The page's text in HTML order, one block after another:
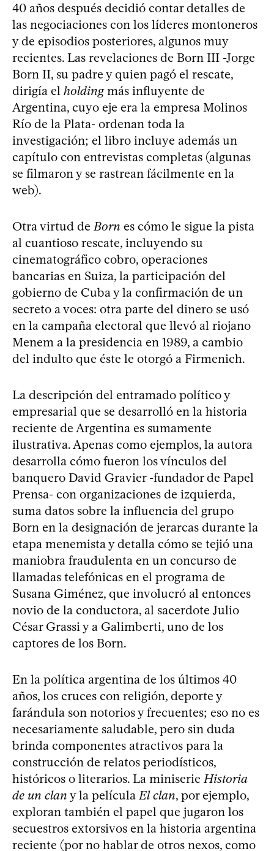
40 años después decidió contar detalles de
las negociaciones con los líderes montoneros
y de episodios posteriores, algunos muy
recientes. Las revelaciones de Born III -Jorge
Born II, su padre y quien pagó el rescate,
dirigía el holdingmás influyente de
Argentina, cuyo eje era la empresa Molinos
Río de la Plata- ordenan toda la
investigación; el libro incluye además un
capítulo con entrevistas completas (algunas
se filmaron y se rastrean fácilmente en la
web).
Otra virtud deBorn es cómo le sigue la pista
al cuantioso rescate, incluyendo su
cinematográfico cobro, operaciones
bancarias en Suiza, la participación del
gobierno de Cuba y la confirmación de un
secreto a voces: otra parte del dinero se usó
en la campaña electoral que llevó al riojano
Menem a la presidencia en 1989, a cambio
del indulto que éste le otorgó a Firmenich.
La descripción del entramado político y
empresarial que se desarrolló en la historia
reciente de Argentina es sumamente
ilustrativa. Apenas como ejemplos, la autora
desarrolla cómo fueron los vínculos del
banquero David Gravier -fundador de Papel
Prensa- con organizaciones de izquierda,
suma datos sobre la influencia del grupo
Born en la designación de jerarcas durante la
etapa menemista y detalla cómo se tejió una
maniobra fraudulenta en un concurso de
llamadas telefónicas en el programa de
Susana Giménez, que involucró al entonces
novio de la conductora, al sacerdote Julio
César Grassi y a Galimberti, uno de los
captores de los Born.
En la política argentina de los últimos 40
años, los cruces con religión, deporte y
farándula son notorios y frecuentes; eso no es
necesariamente saludable, pero sin duda
brinda componentes atractivos para la
construcción de relatos periodísticos,
históricos o literarios. La miniserieHistoria
de un clan y la películaEl clan, por ejemplo,
exploran también el papel que jugaron los
secuestros extorsivos en la historia argentina
reciente (por no hablar de otros nexos, como